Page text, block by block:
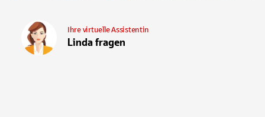
Linda fragen
Ihre virtuelle Assistentin